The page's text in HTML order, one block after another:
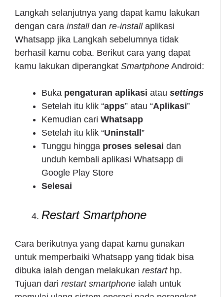
Langkah selanjutnya yang dapat kamu lakukan
dengan cara install dan re-installaplikasi
Whatsapp jika Langkah sebelumnya tidak
berhasil kamu coba. Berikut cara yang dapat
kamu lakukan diperangkat Smartphone Android:
Buka pengaturan aplikasi atau settings
Setelah itu klik “apps” atau “Aplikasi”
Kemudian cari Whatsapp
Setelah itu klik “Uninstall”
Tunggu hingga proses selesai dan
unduh kembali aplikasi Whatsapp di
Google Play Store
Selesai
Restart Smartphone
Cara berikutnya yang dapat kamu gunakan
untuk memperbaiki Whatsapp yang tidak bisa
dibuka ialah dengan melakukan restarthp.
Tujuan dari restart smartphone ialah untuk